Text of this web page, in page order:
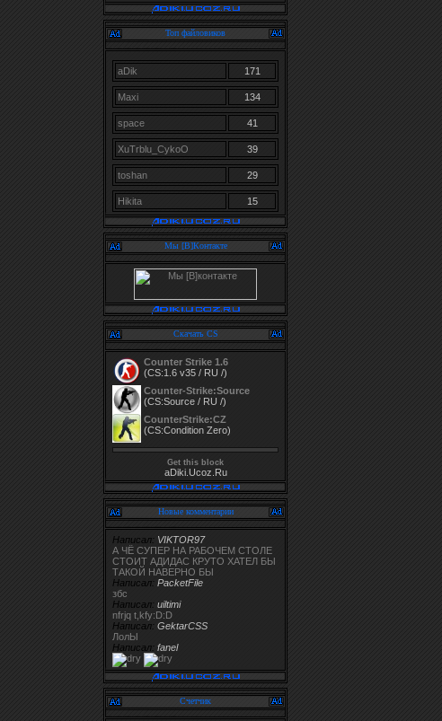
Топ файловиков
aDik 171
Maxi 134
space 41
XuTrblu_CykoO 39
toshan 29
Hikita 15
Мы [В]Контакте
Скачать CS
Counter Strike 1.6
(CS:1.6 v35 / RU /)
Counter-Strike:Source
(CS:Source / RU /)
CounterStrike:CZ
(CS:Condition Zero)
Get this block
aDiki.Ucoz.Ru
Новые комментарии
Написал: VIKTOR97
А ЧЁ СУПЕР НА РАБОЧЕМ СТОЛЕ
СТОИТ АДИДАС КРУТО ХАТЕЛ БЫ
ТАКОЙ НАВЕРНО БЫ
Написал: PacketFile
збс
Написал: uiltimi
nfrjq t,kfy:D:D
Написал: GektarCSS
ЛолЫ
Написал: fanel
Счетчик